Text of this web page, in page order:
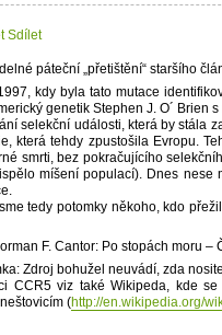
Sdílet
páteční „přetištění“ staršího
kdy byla tato mutace
genetik Stephen J. O´ Brien
selekční události, která by stála
která tehdy zpustošila Evropu.
smrti, bez pokračujícího
míšení populací). Dnes
tedy potomky někoho, kdo
F. Cantor: Po stopách moru
Zdroj bohužel neuvádí, zda
CCR5 viz také Wikipeda, kde
(http://en.wikipedia.org/